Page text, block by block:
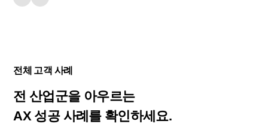
전체 고객 사례
전 산업군을 아우르는
AX 성공 사례를 확인하세요.